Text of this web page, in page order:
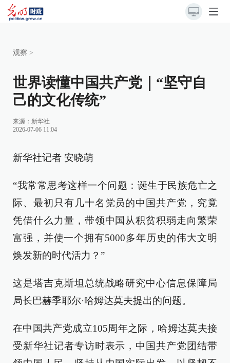
观察 >
世界读懂中国共产党｜“坚守自
己的文化传统”
来源： 新华社
2026-07-06 11:04
新华社记者 安晓萌
“我常常思考这样一个问题：诞生于民族危亡之
际、最初只有几十名党员的中国共产党，究竟
凭借什么力量，带领中国从积贫积弱走向繁荣
富强，并使一个拥有5000多年历史的伟大文明
焕发新的时代活力？”
这是塔吉克斯坦总统战略研究中心信息保障局
局长巴赫季耶尔·哈姆达莫夫提出的问题。
在中国共产党成立105周年之际，哈姆达莫夫接
受新华社记者专访时表示，中国共产党团结带